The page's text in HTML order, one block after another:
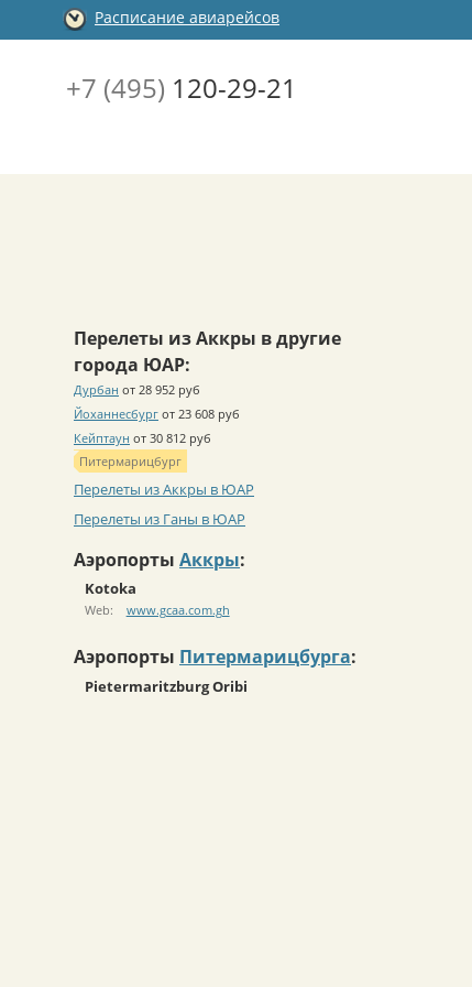
Расписание авиарейсов
+7 (495) 120-29-21
Перелеты из Аккры в другие
города ЮАР:
Дурбан от 28 952 руб
Йоханнесбург от 23 608 руб
Кейптаун от 30 812 руб
Питермарицбург
Перелеты из Аккры в ЮАР
Перелеты из Ганы в ЮАР
Аэропорты Аккры:
Kotoka
Web: www.gcaa.com.gh
Аэропорты Питермарицбурга:
Pietermaritzburg Oribi